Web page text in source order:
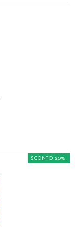
SCONTO 20%